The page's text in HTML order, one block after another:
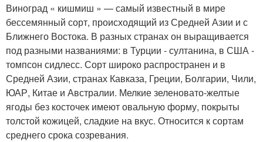
Виноград « кишмиш » — самый известный в мире
бессемянный сорт, происходящий из Средней Азии и с
Ближнего Востока. В разных странах он выращивается
под разными названиями: в Турции - султанина, в США -
томпсон сидлесс. Сорт широко распространен и в
Средней Азии, странах Кавказа, Греции, Болгарии, Чили,
ЮАР, Китае и Австралии. Мелкие зеленовато-желтые
ягоды без косточек имеют овальную форму, покрыты
толстой кожицей, сладкие на вкус. Относится к сортам
среднего срока созревания.